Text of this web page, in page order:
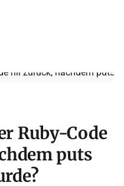
Ruby-Code
puts